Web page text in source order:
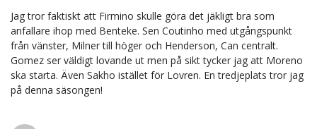
Jag tror faktiskt att Firmino skulle göra det jäkligt bra som
anfallare ihop med Benteke. Sen Coutinho med utgångspunkt
från vänster, Milner till höger och Henderson, Can centralt.
Gomez ser väldigt lovande ut men på sikt tycker jag att Moreno
ska starta. Även Sakho istället för Lovren. En tredjeplats tror jag
på denna säsongen!